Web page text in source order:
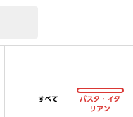
すべて
パスタ・イタ
リアン